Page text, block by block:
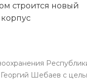
строится новый
Шебаев с